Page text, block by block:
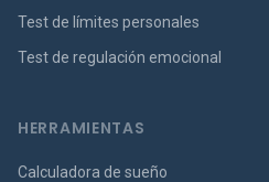
Test de límites personales
Test de regulación emocional
HERRAMIENTAS
Calculadora de sueño